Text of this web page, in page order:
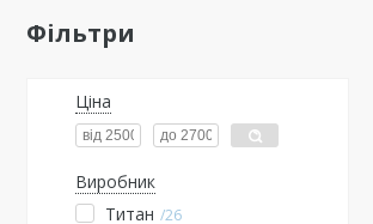
Фільтри
Ціна
Виробник
Титан 26